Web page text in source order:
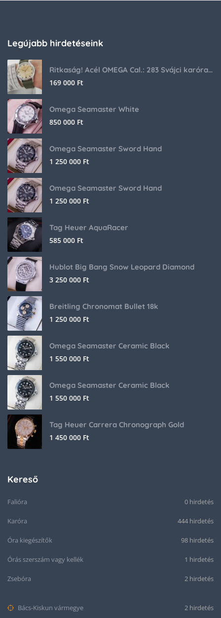
Legújabb hirdetéseink
Ritkaság! Acél OMEGA Cal.: 283 Svájci karóra 1953-ból!
169 000 Ft
Omega Seamaster White
850 000 Ft
Omega Seamaster Sword Hand
1 250 000 Ft
Omega Seamaster Sword Hand
1 250 000 Ft
Tag Heuer AquaRacer
585 000 Ft
Hublot Big Bang Snow Leopard Diamond
3 250 000 Ft
Breitling Chronomat Bullet 18k
1 250 000 Ft
Omega Seamaster Ceramic Black
1 550 000 Ft
Omega Seamaster Ceramic Black
1 550 000 Ft
Tag Heuer Carrera Chronograph Gold
1 450 000 Ft
Kereső
Falióra 0 hirdetés
Karóra 444 hirdetés
Óra kiegészítők 98 hirdetés
Órás szerszám vagy kellék 1 hirdetés
Zsebóra 2 hirdetés
Bács-Kiskun vármegye 2 hirdetés